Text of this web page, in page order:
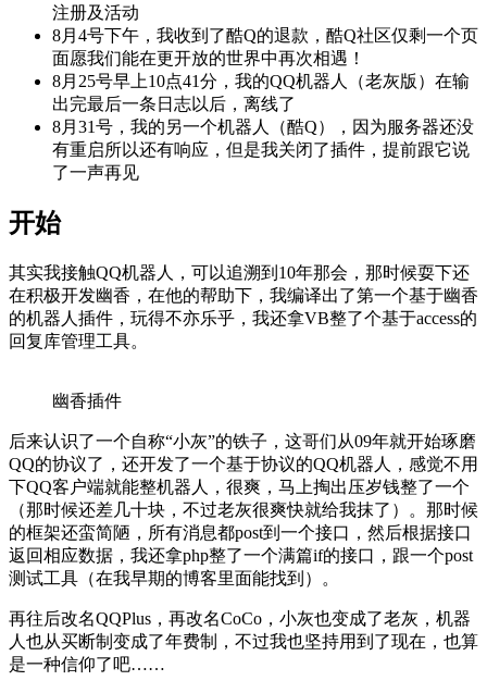
注册及活动
8月4号下午，我收到了酷Q的退款，酷Q社区仅剩一个页
面愿我们能在更开放的世界中再次相遇！
8月25号早上10点41分，我的QQ机器人（老灰版）在输
出完最后一条日志以后，离线了
8月31号，我的另一个机器人（酷Q），因为服务器还没
有重启所以还有响应，但是我关闭了插件，提前跟它说
了一声再见
开始
其实我接触QQ机器人，可以追溯到10年那会，那时候耍下还
在积极开发幽香，在他的帮助下，我编译出了第一个基于幽香
的机器人插件，玩得不亦乐乎，我还拿VB整了个基于access的
回复库管理工具。
幽香插件
后来认识了一个自称“小灰”的铁子，这哥们从09年就开始琢磨
QQ的协议了，还开发了一个基于协议的QQ机器人，感觉不用
下QQ客户端就能整机器人，很爽，马上掏出压岁钱整了一个
（那时候还差几十块，不过老灰很爽快就给我抹了）。那时候
的框架还蛮简陋，所有消息都post到一个接口，然后根据接口
返回相应数据，我还拿php整了一个满篇if的接口，跟一个post
测试工具（在我早期的博客里面能找到）。
再往后改名QQPlus，再改名CoCo，小灰也变成了老灰，机器
人也从买断制变成了年费制，不过我也坚持用到了现在，也算
是一种信仰了吧……